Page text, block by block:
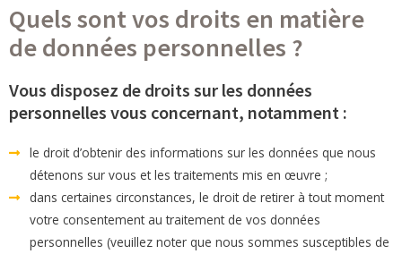
Quels sont vos droits en matière
de données personnelles ?
Vous disposez de droits sur les données
personnelles vous concernant, notamment :
le droit d’obtenir des informations sur les données que nous
détenons sur vous et les traitements mis en œuvre ;
dans certaines circonstances, le droit de retirer à tout moment
votre consentement au traitement de vos données
personnelles (veuillez noter que nous sommes susceptibles de